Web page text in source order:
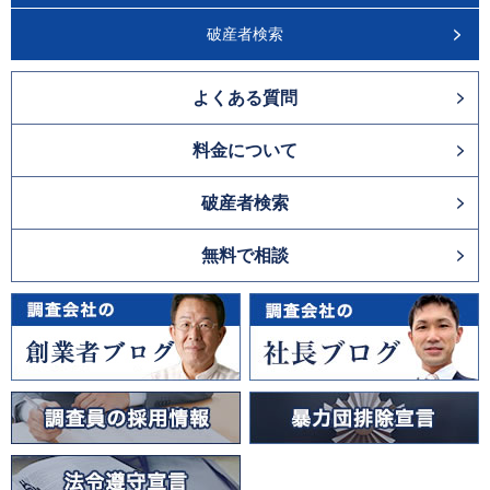
破産者検索
よくある質問
料金について
破産者検索
無料で相談